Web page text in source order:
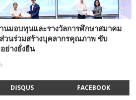
นมอบทุนและรางวัลการศึกษาสมาคม
วนร่วมสร้างบุคลากรคุณภาพ ขับ
ย่างยั่งยืน
DISQUS FACEBOOK